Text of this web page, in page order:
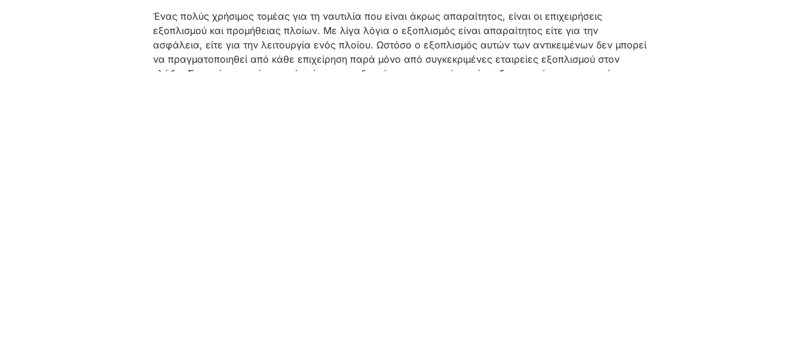
Ένας πολύς χρήσιμος τομέας για τη ναυτιλία που είναι άκρως απαραίτητος, είναι οι επιχειρήσεις
εξοπλισμού και προμήθειας πλοίων. Με λίγα λόγια ο εξοπλισμός είναι απαραίτητος είτε για την
ασφάλεια, είτε για την λειτουργία ενός πλοίου. Ωστόσο ο εξοπλισμός αυτών των αντικειμένων δεν μπορεί
να πραγματοποιηθεί από κάθε επιχείρηση παρά μόνο από συγκεκριμένες εταιρείες εξοπλισμού στον
κλάδο. Συνεπώς ο τομέας αυτός είναι μια ενδιαφέρουσα και χρήσιμη έναρξη εργασίας που αφορά το